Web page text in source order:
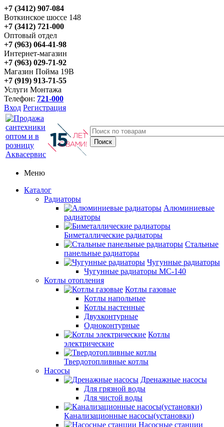
+7 (3412) 907-084
Воткинское шоссе 148
+7 (3412) 721-000
Оптовый отдел
+7 (963) 064-41-98
Интернет-магазин
+7 (963) 029-71-92
Магазин Пойма 19В
+7 (919) 913-71-55
Услуги Монтажа
Телефон: 721-000
Вход Регистрация
Меню
Каталог
Радиаторы
Алюминиевые
радиаторы
Биметаллические радиаторы
Стальные
панельные радиаторы
Чугунные радиаторы
Чугунные радиаторы МС-140
Котлы отопления
Котлы газовые
Котлы напольные
Котлы настенные
Двухконтурные
Одноконтурные
Котлы
электрические
Твердотопливные котлы
Насосы
Дренажные насосы
Для грязной воды
Для чистой воды
Канализационные насосы(установки)
Насосные станции